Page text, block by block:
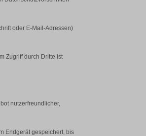
oder E-Mail-Adressen)
Zugriff durch Dritte ist
nutzerfreundlicher,
Endgerät gespeichert, bis